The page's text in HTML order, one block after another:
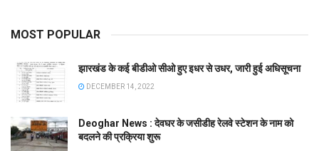
MOST POPULAR
झारखंड के कई बीडीओ सीओ हुए इधर से उधर, जारी हुई अधिसूचना
DECEMBER 14, 2022
Deoghar News : देवघर के जसीडीह रेलवे स्टेशन के नाम को
बदलने की प्रक्रिया शुरू